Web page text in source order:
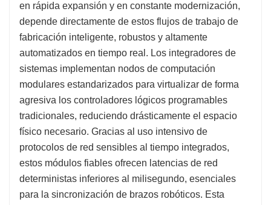
en rápida expansión y en constante modernización,
depende directamente de estos flujos de trabajo de
fabricación inteligente, robustos y altamente
automatizados en tiempo real. Los integradores de
sistemas implementan nodos de computación
modulares estandarizados para virtualizar de forma
agresiva los controladores lógicos programables
tradicionales, reduciendo drásticamente el espacio
físico necesario. Gracias al uso intensivo de
protocolos de red sensibles al tiempo integrados,
estos módulos fiables ofrecen latencias de red
deterministas inferiores al milisegundo, esenciales
para la sincronización de brazos robóticos. Esta